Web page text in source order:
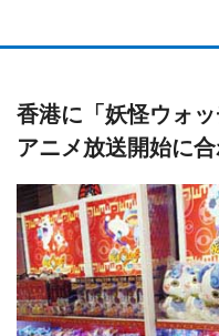
香港に「妖怪ウォ
アニメ放送開始に